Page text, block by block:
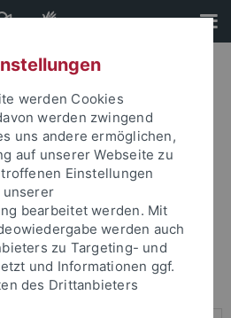
und Ihr Passwort an um sich
werden Cookies
werden zwingend
uns andere ermöglichen,
auf unserer Webseite zu
Einstellungen
unserer
bearbeitet werden. Mit
werden auch
zu Targeting- und
und Informationen ggf.
des Drittanbieters